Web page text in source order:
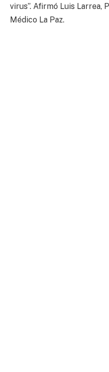
virus”. Afirmó Luis Larrea,
Médico La Paz.